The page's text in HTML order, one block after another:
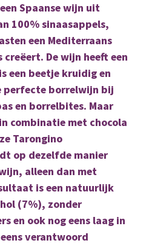
Spaanse wijn uit
100% sinaasappels,
een Mediterraans
De wijn heeft een
een beetje kruidig en
perfecte borrelwijn bij
en borrelbites. Maar
combinatie met chocola
Tarongino
op dezelfde manier
alleen dan met
is een natuurlijk
(7%), zonder
en ook nog eens laag in
verantwoord